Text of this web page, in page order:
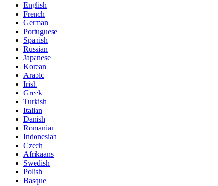
English
French
German
Portuguese
Spanish
Russian
Japanese
Korean
Arabic
Irish
Greek
Turkish
Italian
Danish
Romanian
Indonesian
Czech
Afrikaans
Swedish
Polish
Basque